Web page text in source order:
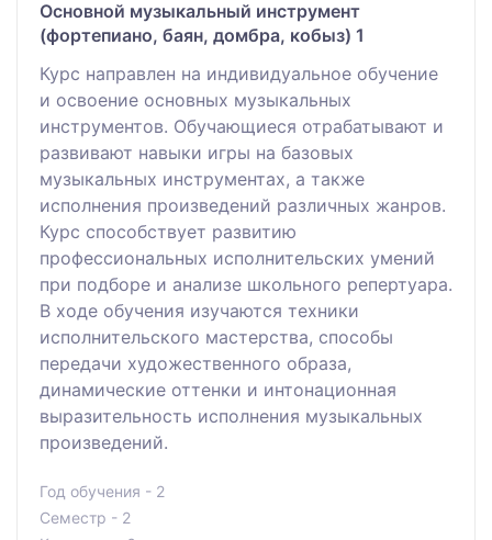
Основной музыкальный инструмент
(фортепиано, баян, домбра, кобыз) 1
Курс направлен на индивидуальное обучение
и освоение основных музыкальных
инструментов. Обучающиеся отрабатывают и
развивают навыки игры на базовых
музыкальных инструментах, а также
исполнения произведений различных жанров.
Курс способствует развитию
профессиональных исполнительских умений
при подборе и анализе школьного репертуара.
В ходе обучения изучаются техники
исполнительского мастерства, способы
передачи художественного образа,
динамические оттенки и интонационная
выразительность исполнения музыкальных
произведений.
Год обучения - 2
Семестр - 2